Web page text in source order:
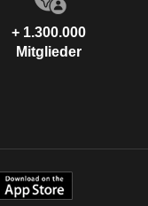
+ 1.300.000
Mitglieder